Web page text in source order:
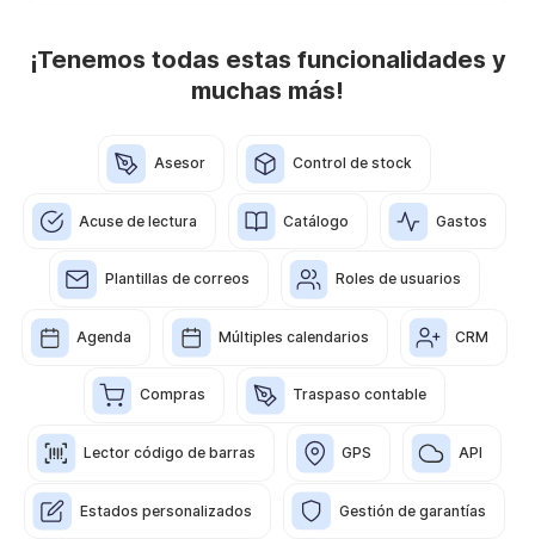
¡Tenemos todas estas funcionalidades y
muchas más!
Asesor Control de stock
Acuse de lectura Catálogo Gastos
Plantillas de correos Roles de usuarios
Agenda Múltiples calendarios CRM
Compras Traspaso contable
Lector código de barras GPS API
Estados personalizados Gestión de garantías